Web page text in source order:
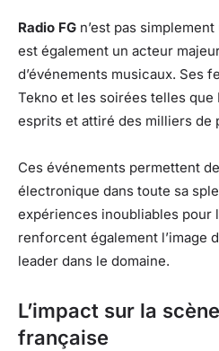
Radio FG n’est pas
est également un acteur
d’événements musicaux. Ses
Tekno et les soirées telles que
esprits et attiré des milliers de
Ces événements permettent
électronique dans toute sa
expériences inoubliables pour
renforcent également l’image
leader dans le domaine.
L’impact sur la
française